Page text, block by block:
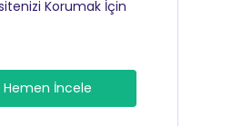
Korumak İçin
Hemen İncele